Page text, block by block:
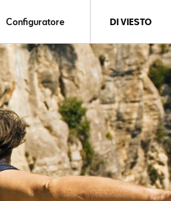
Configuratore DI VIESTO